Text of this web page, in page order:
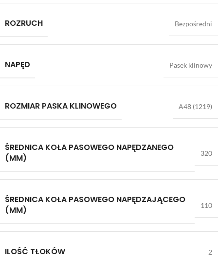
ROZRUCH Bezpośredni
NAPĘD Pasek klinowy
ROZMIAR PASKA KLINOWEGO A48 (1219)
ŚREDNICA KOŁA PASOWEGO NAPĘDZANEGO
(MM)
320
ŚREDNICA KOŁA PASOWEGO NAPĘDZAJĄCEGO
(MM)
110
ILOŚĆ TŁOKÓW 2